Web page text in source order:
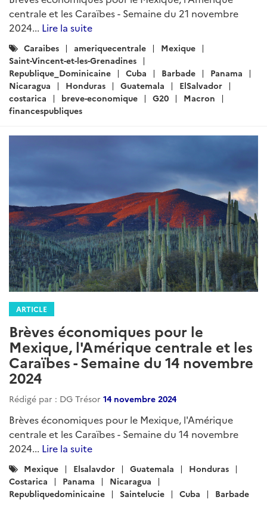
Rédigé par : DG Trésor27 juin 2025
Brèves économiques pour le Mexique, l’Amérique
centrale et les Caraïbes – Semaine du 26 juin 2025...
Lire la suite
Catégories
Mexique Caraibes
ameriquecentrale
costarica
ElSalvador Guatemala
Honduras
Nicaragua
Panama Barbade Cuba
Jamaique
ARTICLE
Brèves économiques pour le
Mexique, l’Amérique centrale et les
Caraïbes – Semaine du 05 juin 2025
centrale et les Caraïbes – Semaine du 05 juin 2025...
Lire la suite
:
Panama
CostaRica ElSavador Bahamas
Cuba
Barbade
RepubliqueDominicaine